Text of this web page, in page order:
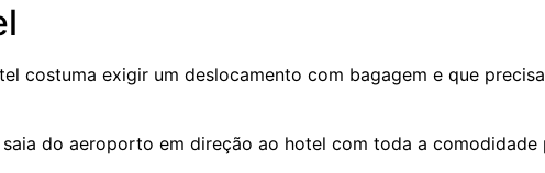
costuma exigir um deslocamento com bagagem e que
do aeroporto em direção ao hotel com toda a comodidade